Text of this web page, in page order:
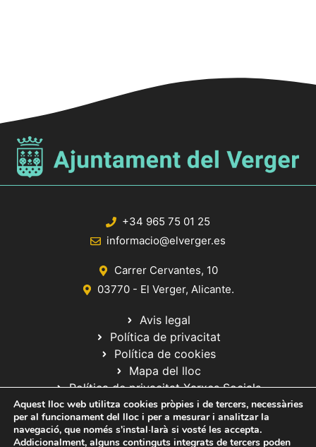
+34 965 75 01 25
informacio@elverger.es
Carrer Cervantes, 10
03770 - El Verger, Alicante.
Avis legal
Política de privacitat
Política de cookies
Mapa del lloc
Política de privacitat Xarxes Socials
Aquest lloc web utilitza cookies pròpies i de tercers, necessàries
per al funcionament del lloc i per a mesurar i analitzar la
navegació, que només s'instal·larà si vosté les accepta.
Addicionalment, alguns continguts integrats de tercers poden